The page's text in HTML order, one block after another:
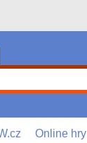
Online hry